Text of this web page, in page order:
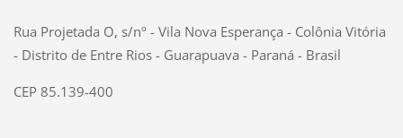
Rua Projetada O, s/nº - Vila Nova Esperança - Colônia Vitória
- Distrito de Entre Rios - Guarapuava - Paraná - Brasil
CEP 85.139-400